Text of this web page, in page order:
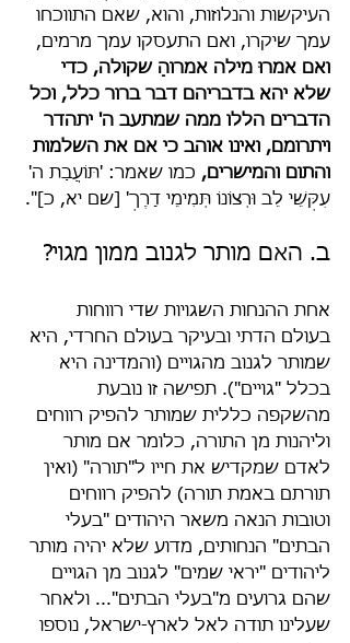
העיקשות והנלוזות, והוא, שאם התווכחו
עמך שיקרו, ואם התעסקו עמך מרמים,
ואם אמרוּ מילה אמרוהָ שקולה, כדי
שלא יהא בדבריהם דבר ברור כלל, וכל
הדברים הללו ממה שמתעב ה' יתהדר
ויתרומם, ואינו אוהב כי אם את השלמות
והתום והמישרים, כמו שאמר: 'תּוֹעֲבַת ה'
עִקְּשֵׁי לֵב וּרְצוֹנוֹ תְּמִימֵי דָרֶךְ' [שם יא, כ]".
ב. האם מותר לגנוב ממון מגוי?
אחת ההנחות השגויות שדי רווחות
בעולם הדתי ובעיקר בעולם החרדי, היא
שמותר לגנוב מהגויים (והמדינה היא
בכלל "גויים"). תפישה זו נובעת
מהשקפה כללית שמותר להפיק רווחים
וליהנות מן התורה, כלומר אם מותר
לאדם שמקדיש את חייו ל"תורה" (ואין
תורתם באמת תורה) להפיק רווחים
וטובות הנאה משאר היהודים "בעלי
הבתים" הנחותים, מדוע שלא יהיה מותר
ליהודים "יראי שמים" לגנוב מן הגויים
שהם גרועים מ"בעלי הבתים"... ולאחר
שעלינו תודה לאל לארץ-ישראל, נוספו